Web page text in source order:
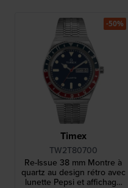
Timex
TW2T80700
Re-Issue 38 mm Montre à
quartz au design rétro avec
lunette Pepsi et affichage
-50%